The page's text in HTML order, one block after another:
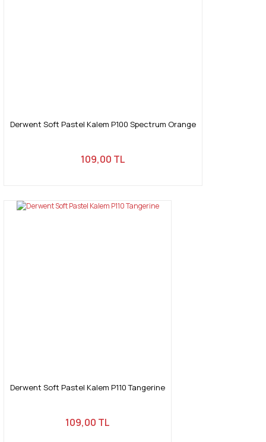
Derwent Soft Pastel Kalem P100 Spectrum Orange
109,00 TL
Derwent Soft Pastel Kalem P110 Tangerine
109,00 TL